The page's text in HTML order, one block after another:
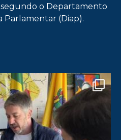
o Departamento
Parlamentar (Diap).